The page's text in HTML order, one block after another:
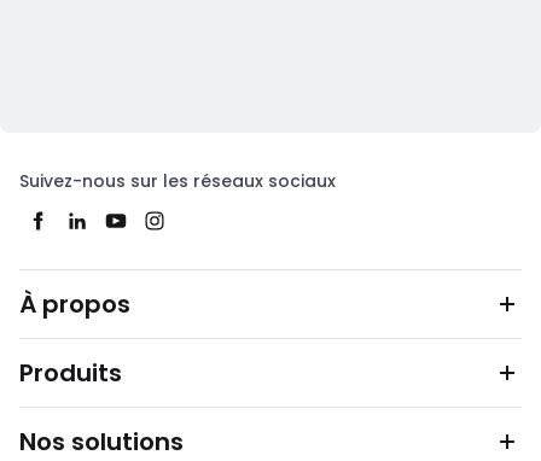
Suivez-nous sur les réseaux sociaux
À propos
Produits
Nos solutions